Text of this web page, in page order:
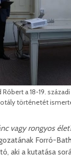
Róbert a 18-19.
történetét
vagy rongyos
Forró-
aki a kutatása